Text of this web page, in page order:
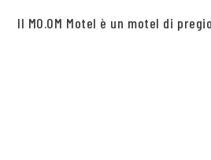
Il MO.OM Motel è un motel di